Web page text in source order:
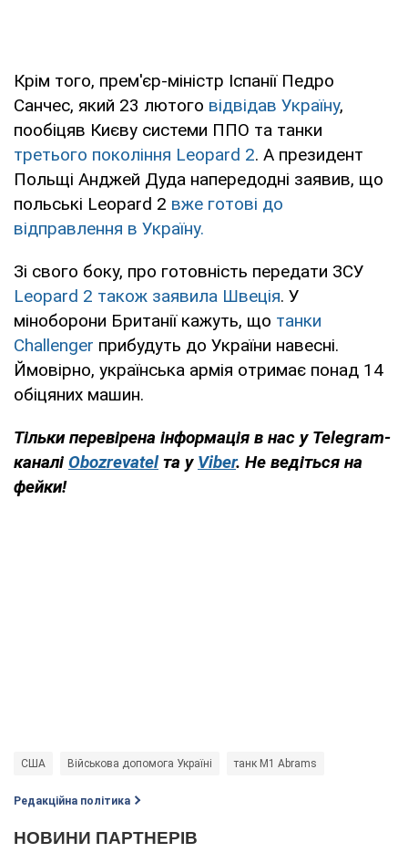
Крім того, прем'єр-міністр Іспанії Педро
Санчес, який 23 лютого відвідав Україну,
пообіцяв Києву системи ППО та танки
третього покоління Leopard 2. А президент
Польщі Анджей Дуда напередодні заявив, що
польські Leopard 2 вже готові до
відправлення в Україну.
Зі свого боку, про готовність передати ЗСУ
Leopard 2 також заявила Швеція. У
міноборони Британії кажуть, що танки
Challenger прибудуть до України навесні.
Ймовірно, українська армія отримає понад 14
обіцяних машин.
Тільки перевірена інформація в нас у Telegram-
каналі Obozrevatel та у Viber. Не ведіться на
фейки!
США Військова допомога Україні танк M1 Abrams
Редакційна політика